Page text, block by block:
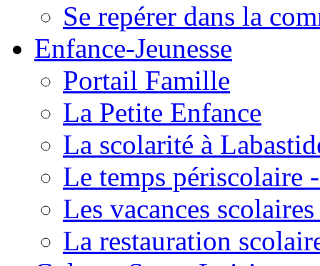
Se repérer dans la
Enfance-Jeunesse
Portail Famille
La Petite Enfance
La scolarité à
Le temps périscolaire
Les vacances
La restauration